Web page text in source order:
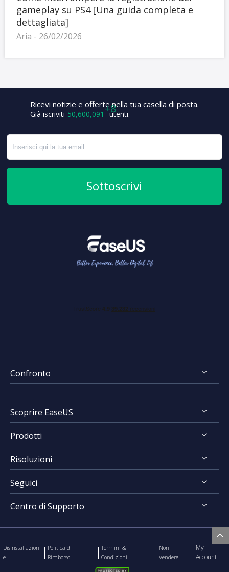
gameplay su PS4 [Una guida completa e
dettagliata]
Aria - 26/02/2026
Ricevi notizie e offerte nella tua casella di posta.
Già iscriviti 50,600,099 utenti.
Sottoscrivi
Confronto
FocalFlow vs Screen Studio
Scoprire EaseUS
Chi Siamo
Recensioni & Premi
Contratto di Licenza
Prodotti
RecExperts for Windows
RecExperts for Mac
Online Screen Recorder
Risoluzioni
Registrare Schermo
Mac App Store
Seguici
   
Centro di Supporto
Disinstallazion
e
Politica di
Rimborso
Termini &
Condizioni
Non
Vendere
My
Account
